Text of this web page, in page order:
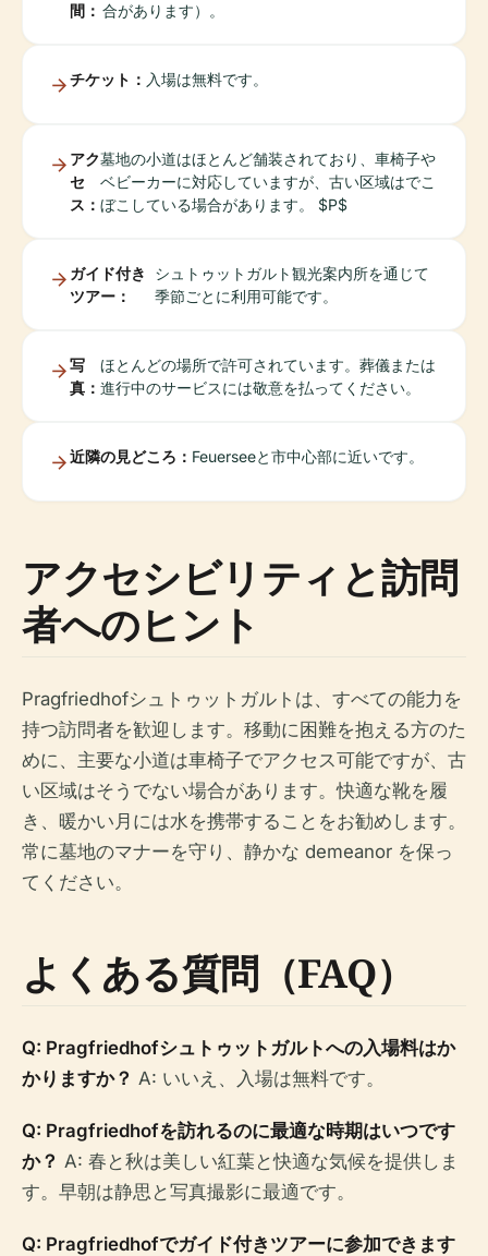
間： 合があります）。
チケット： 入場は無料です。
アク
セ
ス：
墓地の小道はほとんど舗装されており、車椅子や
ベビーカーに対応していますが、古い区域はでこ
ぼこしている場合があります。 $P$
ガイド付き
ツアー：
シュトゥットガルト観光案内所を通じて
季節ごとに利用可能です。
写
真：
ほとんどの場所で許可されています。葬儀または
進行中のサービスには敬意を払ってください。
近隣の見どころ： Feuerseeと市中心部に近いです。
アクセシビリティと訪問
者へのヒント
Pragfriedhofシュトゥットガルトは、すべての能力を
持つ訪問者を歓迎します。移動に困難を抱える方のた
めに、主要な小道は車椅子でアクセス可能ですが、古
い区域はそうでない場合があります。快適な靴を履
き、暖かい月には水を携帯することをお勧めします。
常に墓地のマナーを守り、静かな demeanor を保っ
てください。
よくある質問（FAQ）
Q: Pragfriedhofシュトゥットガルトへの入場料はか
かりますか？ A: いいえ、入場は無料です。
Q: Pragfriedhofを訪れるのに最適な時期はいつです
か？ A: 春と秋は美しい紅葉と快適な気候を提供しま
す。早朝は静思と写真撮影に最適です。
Q: Pragfriedhofでガイド付きツアーに参加できます